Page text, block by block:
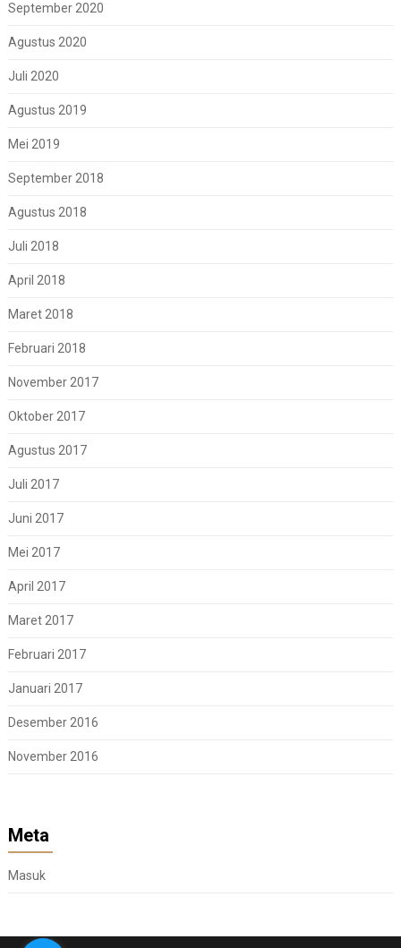
September 2020
Agustus 2020
Juli 2020
Agustus 2019
Mei 2019
September 2018
Agustus 2018
Juli 2018
April 2018
Maret 2018
Februari 2018
November 2017
Oktober 2017
Agustus 2017
Juli 2017
Juni 2017
Mei 2017
April 2017
Maret 2017
Februari 2017
Januari 2017
Desember 2016
November 2016
Meta
Masuk